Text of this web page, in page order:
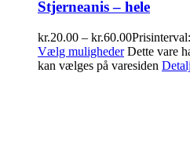
Stjerneanis – hele
kr.20.00 – kr.60.00
Vælg muligheder Dette vare
kan vælges på varesiden